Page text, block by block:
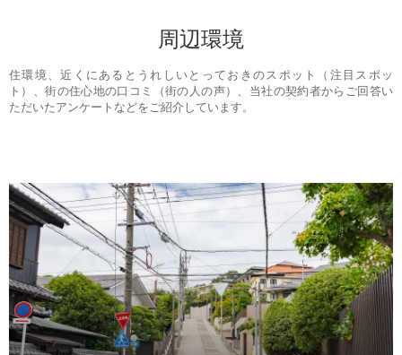
周辺環境
住環境、近くにあるとうれしいとっておきのスポット（注目スポッ
ト）、街の住心地の口コミ（街の人の声）、当社の契約者からご回答い
ただいたアンケートなどをご紹介しています。